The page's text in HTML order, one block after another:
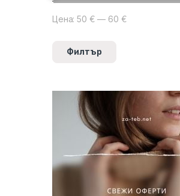
Минимална цена
Максимална цена
Филтър
Цена:50 € — 60 €